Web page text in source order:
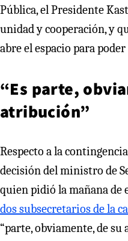
Pública, el Presidente
unidad y cooperación, y
abre el espacio para poder
“Es parte,
atribución”
Respecto a la
decisión del ministro de
quien pidió la mañana de
dos subsecretarios de la
“parte, obviamente, de